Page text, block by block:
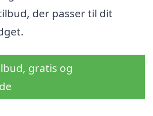
der passer til dit
gratis og